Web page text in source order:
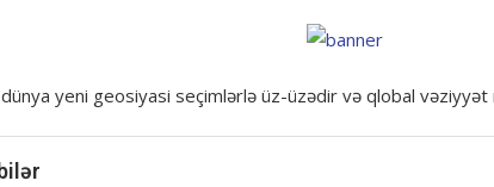
yeni geosiyasi seçimlərlə üz-üzədir və qlobal